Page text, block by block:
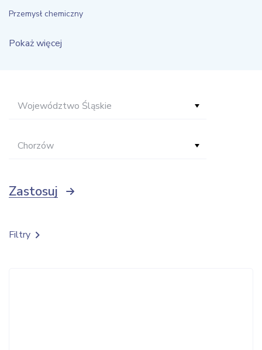
Przemysł chemiczny
Pokaż więcej
Województwo Śląskie
Chorzów
Zastosuj
Filtry